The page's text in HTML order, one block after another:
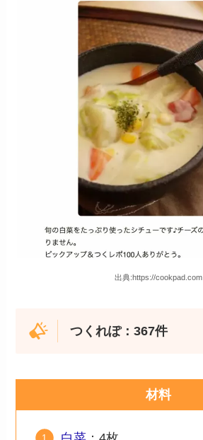
出典:https://cookpad.com
つくれぽ：367件
材料